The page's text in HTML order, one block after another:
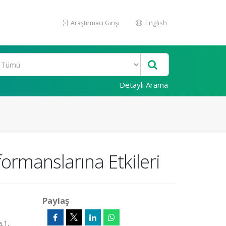
Araştırmacı Girişi English
Detaylı Arama
Etkileri
Paylaş